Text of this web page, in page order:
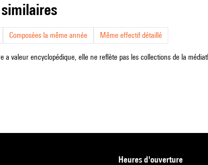
similaires
Composées la même année Même effectif détaillé
a valeur encyclopédique, elle ne reflète pas les collections de la
heures d'ouverture